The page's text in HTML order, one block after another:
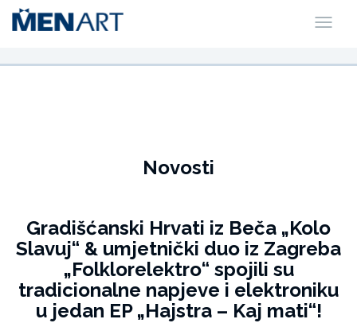
Novosti
Gradišćanski Hrvati iz Beča „Kolo
Slavuj“ & umjetnički duo iz Zagreba
„Folklorelektro“ spojili su
tradicionalne napjeve i elektroniku
u jedan EP „Hajstra – Kaj mati“!